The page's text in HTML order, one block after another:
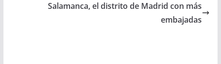
Salamanca, el distrito de Madrid con más
embajadas